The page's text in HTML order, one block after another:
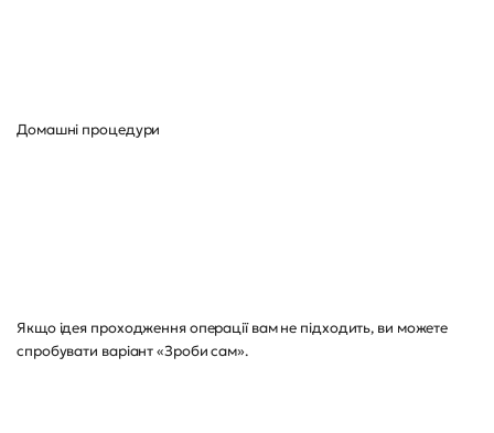
Домашні процедури
Якщо ідея проходження операції вам не підходить, ви можете
спробувати варіант «Зроби сам».